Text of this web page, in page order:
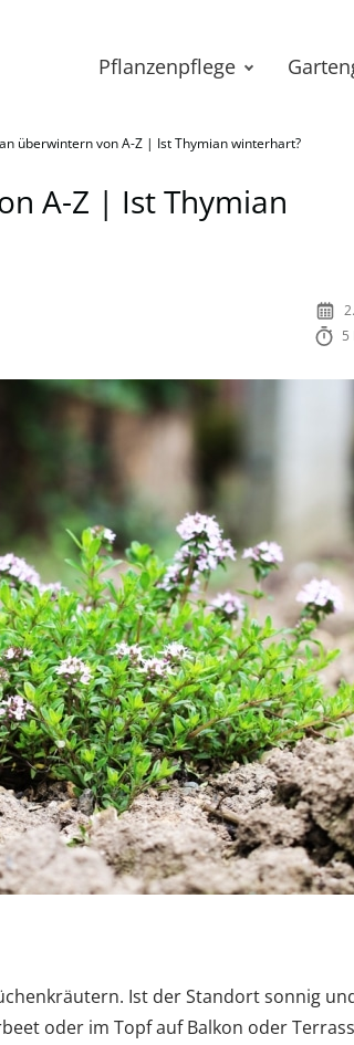
Pflanzenpflege
überwintern von A-Z | Ist Thymian winterhart?
A-Z | Ist Thymian
5
Ist der Standort sonnig
oder im Topf auf Balkon oder